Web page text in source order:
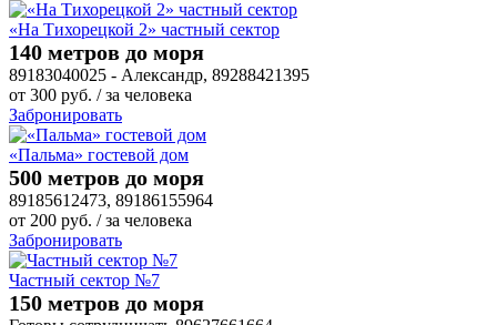
«На Тихорецкой 2» частный сектор
140 метров до моря
89183040025 - Александр, 89288421395
от 300 руб. / за человека
Забронировать
«Пальма» гостевой дом
500 метров до моря
89185612473, 89186155964
от 200 руб. / за человека
Забронировать
Частный сектор №7
150 метров до моря